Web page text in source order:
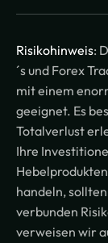
Risikohinweis:
´s und Forex
mit einem
geeignet. Es
Totalverlust
Ihre
handeln,
verbunden
verweisen wir